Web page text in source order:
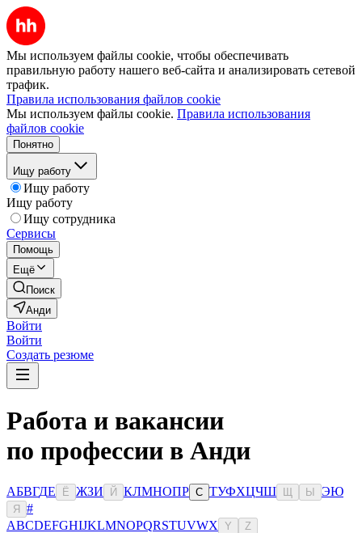
Мы используем файлы cookie, чтобы обеспечивать
правильную работу нашего веб-сайта и анализировать сетевой
трафик.
Правила использования файлов cookie
Мы используем файлы cookie. Правила использования
файлов cookie
Понятно
Ищу работу
Ищу работу
Ищу работу
Ищу сотрудника
Сервисы
Помощь
Ещё
Поиск
Анди
Войти
Войти
Создать резюме
Работа и вакансии
по профессии в Анди
АБВГДЕ Ё ЖЗИ Й КЛМНОПР С ТУФХЦЧШ Ы ЭЮ
Я
#
ABCDEFGHIJKLMNOPQRSTUVWX Y Z